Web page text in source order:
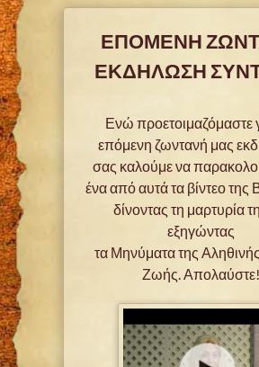
ΕΠΟΜΕΝΗ
ΕΚΔΗΛΩΣΗ
Ενώ προετοιμαζόμαστε
επόμενη ζωντανή μας
σας καλούμε να
ένα από αυτά τα βίντεο
δίνοντας τη μαρτυρία
εξηγώντας
τα Μηνύματα της
Ζωής. Απολαύστε!